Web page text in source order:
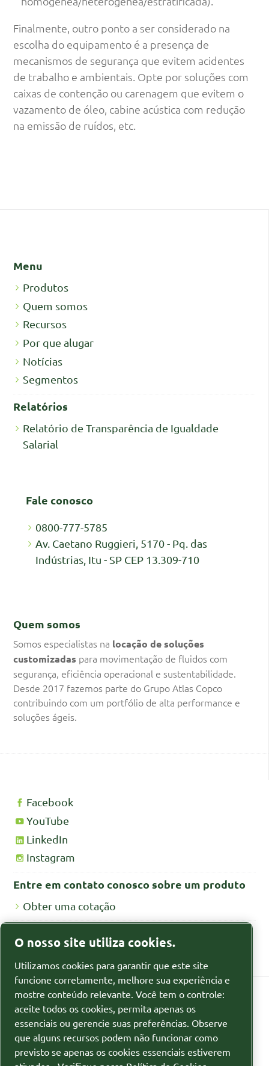
Finalmente, outro ponto a ser considerado na
escolha do equipamento é a presença de
mecanismos de segurança que evitem acidentes
de trabalho e ambientais. Opte por soluções com
caixas de contenção ou carenagem que evitem o
vazamento de óleo, cabine acústica com redução
na emissão de ruídos, etc.
Menu
Produtos
Quem somos
Recursos
Por que alugar
Notícias
Segmentos
Relatórios
Relatório de Transparência de Igualdade
Salarial
Fale conosco
0800-777-5785
Av. Caetano Ruggieri, 5170 - Pq. das
Indústrias, Itu - SP CEP 13.309-710
Quem somos
Somos especialistas na locação de soluções
customizadas para movimentação de fluidos com
segurança, eficiência operacional e sustentabilidade.
Desde 2017 fazemos parte do Grupo Atlas Copco
contribuindo com um portfólio de alta performance e
soluções ágeis.
Facebook
YouTube
LinkedIn
Instagram
Entre em contato conosco sobre um produto
Obter uma cotação
Política de privacidade
Gerenciar cookies
O nosso site utiliza cookies.
Utilizamos cookies para garantir que este site
funcione corretamente, melhore sua experiência e
mostre conteúdo relevante. Você tem o controle:
aceite todos os cookies, permita apenas os
essenciais ou gerencie suas preferências. Observe
que alguns recursos podem não funcionar como
previsto se apenas os cookies essenciais estiverem